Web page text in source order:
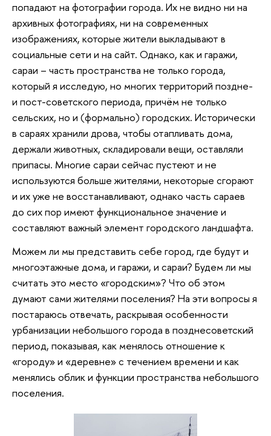
попадают на фотографии города. Их не видно ни на
архивных фотографиях, ни на современных
изображениях, которые жители выкладывают в
социальные сети и на сайт. Однако, как и гаражи,
сараи – часть пространства не только города,
который я исследую, но многих территорий поздне-
и пост-советского периода, причём не только
сельских, но и (формально) городских. Исторически
в сараях хранили дрова, чтобы отапливать дома,
держали животных, складировали вещи, оставляли
припасы. Многие сараи сейчас пустеют и не
используются больше жителями, некоторые сгорают
и их уже не восстанавливают, однако часть сараев
до сих пор имеют функциональное значение и
составляют важный элемент городского ландшафта.
Можем ли мы представить себе город, где будут и
многоэтажные дома, и гаражи, и сараи? Будем ли мы
считать это место «городским»? Что об этом
думают сами жителями поселения? На эти вопросы я
постараюсь отвечать, раскрывая особенности
урбанизации небольшого города в позднесоветский
период, показывая, как менялось отношение к
«городу» и «деревне» с течением времени и как
менялись облик и функции пространства небольшого
поселения.